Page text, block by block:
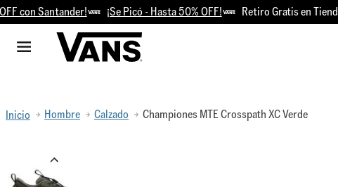
con Santander! ¡Se Picó - Hasta 50% OFF! Retiro Gratis en Tiendas
Hombre Calzado Championes MTE Crosspath XC Verde